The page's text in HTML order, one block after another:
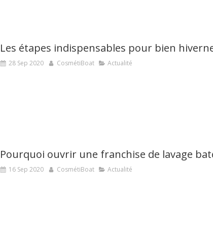
28 Sep 2020 CosmétiBoat Actualité
Pourquoi ouvrir une franchise de lavage
16 Sep 2020 CosmétiBoat Actualité